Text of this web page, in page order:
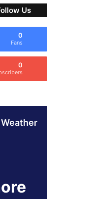
Us
0
Fans
0
Weather